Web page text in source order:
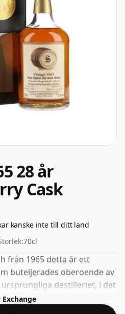
28 år
Cask
kanske inte till ditt land
70cl
från 1965 detta är ett
buteljerades oberoende av
destilleriet, i det
ABV på denna whisky är